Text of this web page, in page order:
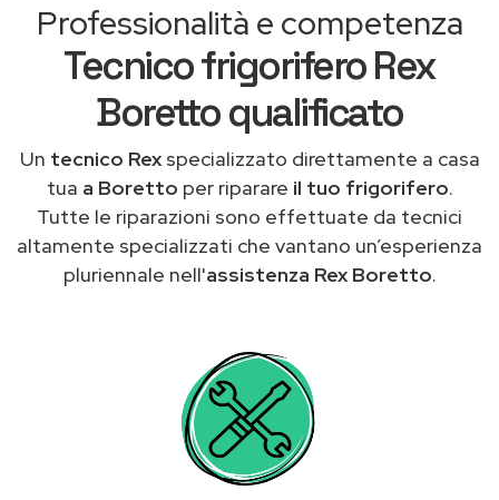
Professionalità e competenza
Tecnico frigorifero Rex
Boretto qualificato
Un tecnico Rexspecializzato direttamente a casa
tua a Boretto per riparare il tuo frigorifero.
Tutte le riparazioni sono effettuate da tecnici
altamente specializzati che vantano un’esperienza
pluriennale nell'assistenza Rex Boretto.